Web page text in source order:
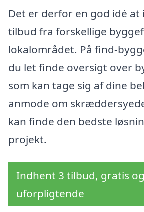
Det er derfor en god idé
tilbud fra forskellige
lokalområdet. På find-
du let finde oversigt over
som kan tage sig af dine
anmode om
kan finde den bedste
projekt.
Indhent 3 tilbud, gratis og
uforpligtende